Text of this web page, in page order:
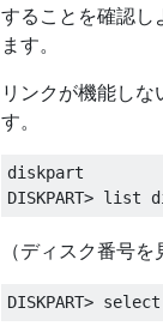
することを確認し
ます。
リンクが機能し
す。
diskpart
（ディスク番号を